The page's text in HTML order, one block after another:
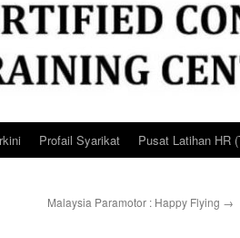
Profail Syarikat Pusat Latihan HR
Malaysia Paramotor : Happy Flying →